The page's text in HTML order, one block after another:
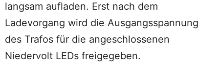
langsam aufladen. Erst nach dem
Ladevorgang wird die Ausgangsspannung
des Trafos für die angeschlossenen
Niedervolt LEDs freigegeben.